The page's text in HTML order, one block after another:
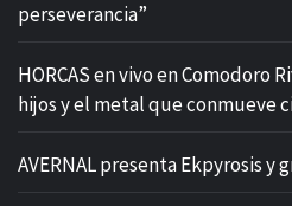
perseverancia”
HORCAS en vivo en Comodoro
hijos y el metal que conmueve
AVERNAL presenta Ekpyrosis y